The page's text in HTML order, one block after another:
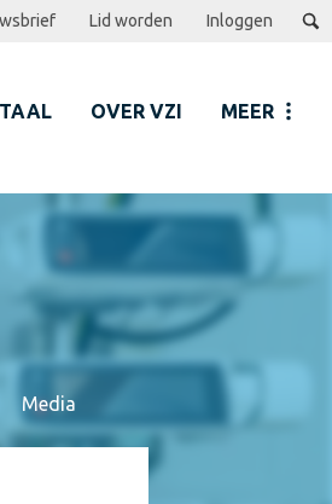
OVER VZI MEER
Lid worden Inloggen
Media